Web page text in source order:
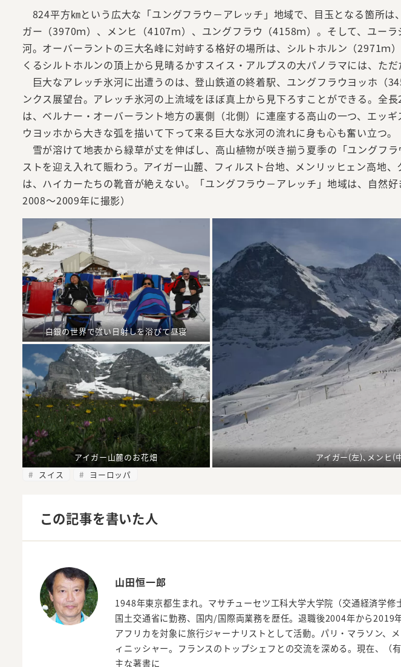
824平方㎞という広大な「ユングフラウ－アレッチ」地域で、目玉となる箇所は
ガー（3970ｍ）、メンヒ（4107ｍ）、ユングフラウ（4158ｍ）。そして、ユー
河。オーバーラントの三大名峰に対峙する格好の場所は、シルトホルン（2971ｍ
くるシルトホルンの頂上から見晴るかすスイス・アルプスの大パノラマには、ただ
巨大なアレッチ氷河に出遭うのは、登山鉄道の終着駅、ユングフラウヨッホ（
ンクス展望台。アレッチ氷河の上流域をほぼ真上から見下ろすことができる。全
は、ベルナー・オーバーラント地方の裏側（北側）に連座する高山の一つ、エッ
ウヨッホから大きな弧を描いて下って来る巨大な氷河の流れに身も心も奮い立つ。
雪が溶けて地表から緑草が丈を伸ばし、高山植物が咲き揃う夏季の「ユングフ
ストを迎え入れて賑わう。アイガー山麓、フィルスト台地、メンリッヒェン高地
は、ハイカーたちの靴音が絶えない。「ユングフラウ－アレッチ」地域は、自然
2008～2009年に撮影）
白銀の世界で強い日射しを浴びて昼寝
アイガー山麓のお花畑
アイガー(左)､メンヒ
スイス
ヨーロッパ
この記事を書いた人
山田恒一郎
1948年東京都生まれ。マサチューセツ工科大学大学院（交通経済学修
国土交通省に勤務、国内/国際両業務を歴任。退職後2004年から2019
アフリカを対象に旅行ジャーナリストとして活動。パリ・マラソン、
ィニッシャー。フランスのトップシェフとの交流を深める。現在、（
主な著書に